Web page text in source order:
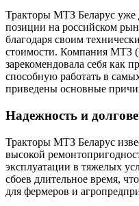
Тракторы МТЗ Беларус
позиции на российском
благодаря своим
стоимости. Компания МТЗ
зарекомендовала себя как
способную работать в
приведены основные
Надежность и
Тракторы МТЗ Беларус
высокой
эксплуатации в тяжелых
сбоев длительное время,
для фермеров и